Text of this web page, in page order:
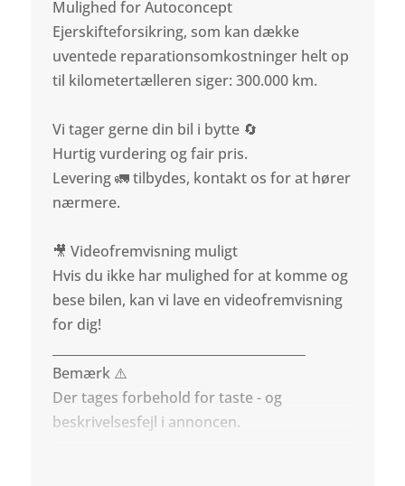
Mulighed for Autoconcept
Ejerskifteforsikring, som kan dække
uventede reparationsomkostninger helt op
til kilometertælleren siger: 300.000 km.
Vi tager gerne din bil i bytte 🔄
Hurtig vurdering og fair pris.
Levering 🚛 tilbydes, kontakt os for at hører
nærmere.
🎥 Videofremvisning muligt
Hvis du ikke har mulighed for at komme og
bese bilen, kan vi lave en videofremvisning
for dig!
Bemærk ⚠️
Der tages forbehold for taste - og
beskrivelsesfejl i annoncen.